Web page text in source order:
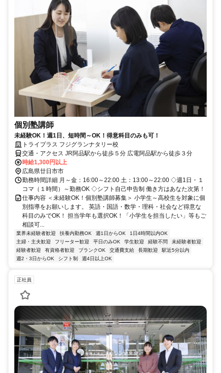
個別塾講師
未経験OK！週1日、短時間～OK！得意科目のみも可！
トライプラス フジグランナタリー校
交通・アクセス JR阿品駅から徒歩５分 広電阿品駅から徒歩３分
時給1,300円以上
広島県廿日市市
勤務時間詳細 月～金：16:00～22:00 土：13:00～22:00 ◇週1日・１
コマ（１時間）～勤務OK ◇シフト自己申告制 働き方はあなた次第！
仕事内容 ＜未経験OK！個別塾講師募集＞ 小学生～高校生を対象に個
別指導をお願いします。 英語・国語・数学・理科・社会など得意な
科目のみでOK！ 担当学年も選択OK！「小学生を担当したい」等もご
相談可...
業界未経験者歓迎 扶養内勤務OK 週1日からOK
1日4時間以内OK
主婦・主夫歓迎
フリーター歓迎 平日のみOK 学生歓迎 経験不問
未経験者歓迎
経験者歓迎
有資格者歓迎 ブランクOK 交通費支給 長期歓迎
駅近5分以内
週2・3日からOK
シフト制 週4日以上OK
正社員